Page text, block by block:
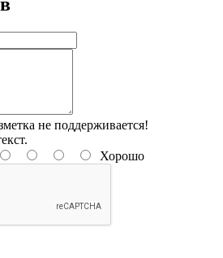
не поддерживается!
Хорошо